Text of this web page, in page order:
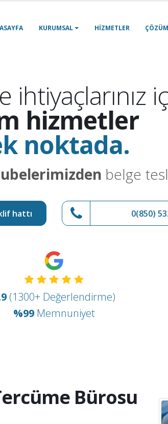
KURUMSAL HIZMETLER
ihtiyaçlarınız
hizmetler
noktada.
belge
hattı 0(850)
(1300+ Değerlendirme)
%99 Memnuniyet
Bürosu